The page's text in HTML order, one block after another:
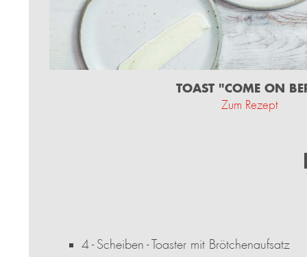
TOAST "COME ON
Zum Rezept
4 - Scheiben - Toaster mit Brötchenaufsatz